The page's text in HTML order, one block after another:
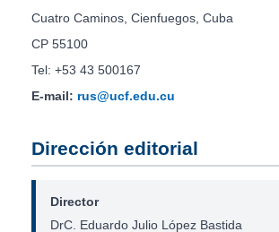
Cuatro Caminos, Cienfuegos, Cuba
CP 55100
Tel: +53 43 500167
E-mail: rus@ucf.edu.cu
Dirección editorial
Director
DrC. Eduardo Julio López Bastida